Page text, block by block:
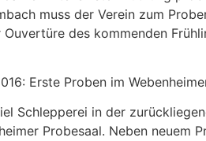
muss der Verein zum
des kommenden
Erste Proben im
Schlepperei in der
Probesaal. Neben neuem